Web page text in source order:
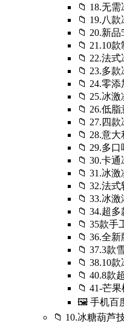
📁 18.无
📁 19.八
📁 20.新
📁 21.10
📁 22.法
📁 23.多
📁 24.零
📁 25.冰
📁 26.低
📁 27.四
📁 28.意
📁 29.多
📁 30.卡
📁 31.冰
📁 32.法
📁 33.冰激
📁 34.超
📁 35款手
📁 36.全
📁 37.3款
📁 38.10
📁 40.8款
📁 41-芒
🖼️ 手机百
📁 10.冰糖葫芦